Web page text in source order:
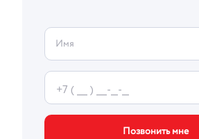
Имя
Позвонить мне